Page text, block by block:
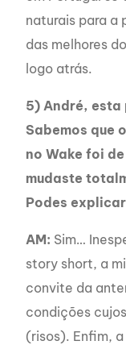
naturais para a
das melhores
logo atrás.
5) André,
Sabemos que
no Wake foi
mudaste
Podes
AM: Sim…
story short, a
convite da
condições
(risos). Enfim,